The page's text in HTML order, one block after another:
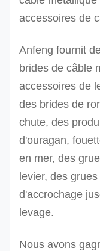
accessoires de
Anfeng fournit
brides de câble
accessoires de
des brides de
chute, des
d'ouragan,
en mer, des
levier, des
d'accrochage
levage.
Nous avons